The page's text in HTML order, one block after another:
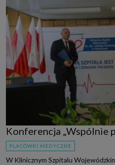
Konferencja „Wspólnie
PLACÓWKI MEDYCZNE
W Klinicznym Szpitalu